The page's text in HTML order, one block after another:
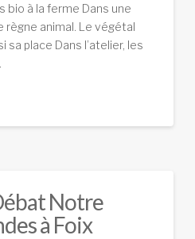
bio à la ferme Dans une
règne animal. Le végétal
place Dans l’atelier, les
Notre
à Foix